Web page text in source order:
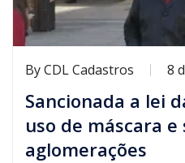
ByCDL Cadastros 8
Sancionada a lei
uso de máscara e
aglomerações